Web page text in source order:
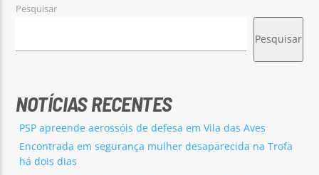
Pesquisar
Pesquisar
NOTÍCIAS RECENTES
PSP apreende aerossóis de defesa em Vila das Aves
Encontrada em segurança mulher desaparecida na Trofa
há dois dias